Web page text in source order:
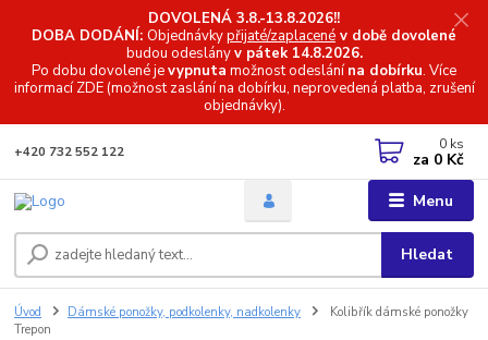
DOVOLENÁ 3.8.-13.8.2026!!
DOBA DODÁNÍ: Objednávkypřijaté/zaplacené v době dovolené
budou odeslányv pátek 14.8.2026.
Po dobu dovolené jevypnuta možnost odeslánína dobírku. Více
informacíZDE (možnost zaslání na dobírku, neprovedená platba, zrušení
objednávky).
Menu
Hledat
+420 732 552 122 0 ks
za 0 Kč
Úvod Dámské ponožky, podkolenky, nadkolenky
Kolibřík dámské ponožky
Trepon